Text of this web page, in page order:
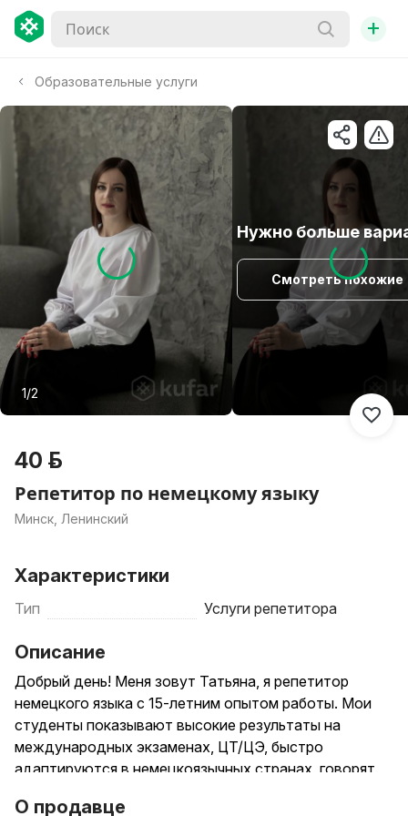
+
Образовательные услуги
Нужно больше
Смотреть похожие
1/2
40 р.
Репетитор по немецкому языку
Минск, Ленинский
Характеристики
Тип Услуги репетитора
Описание
Добрый день! Меня зовут Татьяна, я репетитор
немецкого языка с 15-летним опытом работы. Мои
студенты показывают высокие результаты на
международных экзаменах, ЦТ/ЦЭ, быстро
адаптируются в немецкоязычных странах, говорят
изучаемого языка, сдают медицинский немецкий на
О продавце